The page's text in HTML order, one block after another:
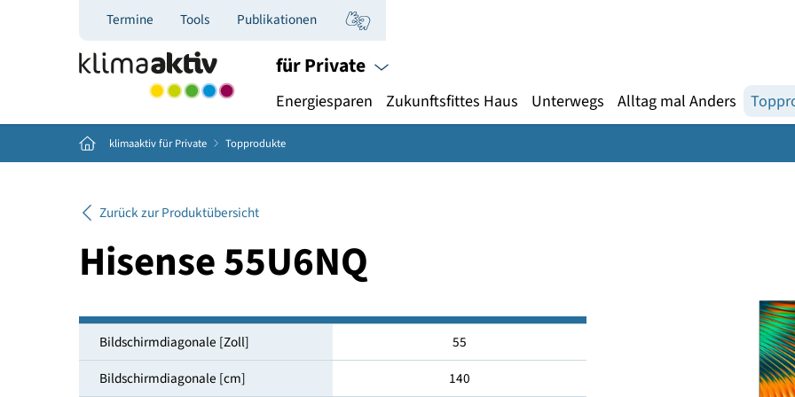
Termine Tools Publikationen
für Private
Energiesparen Zukunftsfittes Haus Unterwegs Alltag mal
Home klimaaktiv für Private Topprodukte
Hisense 55U6NQ
Bildschirmdiagonale [Zoll]